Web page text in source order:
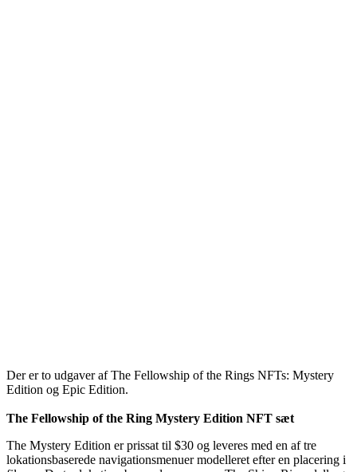
Der er to udgaver af The Fellowship of the Rings NFTs: Mystery
Edition og Epic Edition.
The Fellowship of the Ring Mystery Edition NFT sæt
The Mystery Edition er prissat til $30 og leveres med en af ​​tre
lokationsbaserede navigationsmenuer modelleret efter en placering i